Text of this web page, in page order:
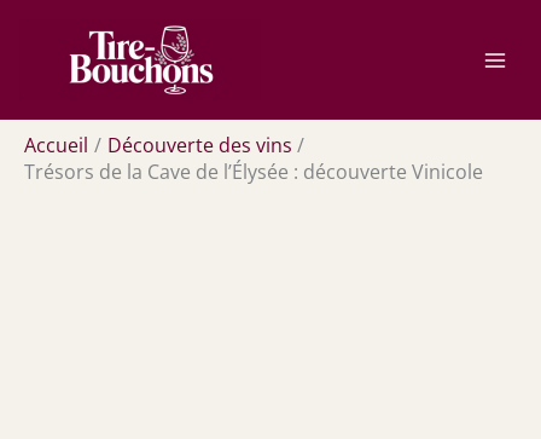
contenu
Accueil
Découverte des vins
Trésors de la Cave de l’Élysée : découverte Vinicole